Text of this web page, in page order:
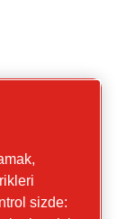
iletişim
sizde: